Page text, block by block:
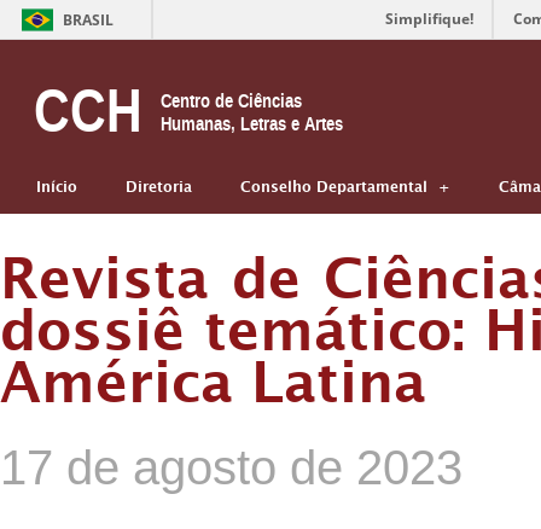
BRASIL Simplifique!
CCH
Centro de Ciências
Humanas, Letras e Artes
Início Diretoria Conselho Departamental
Revista de
dossiê temático:
América Latina
17 de agosto de 2023